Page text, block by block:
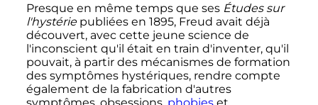
Presque en même temps que ses Études sur
l'hystériepubliées en 1895, Freud avait déjà
découvert, avec cette jeune science de
l'inconscient qu'il était en train d'inventer, qu'il
pouvait, à partir des mécanismes de formation
des symptômes hystériques, rendre compte
également de la fabrication d'autres